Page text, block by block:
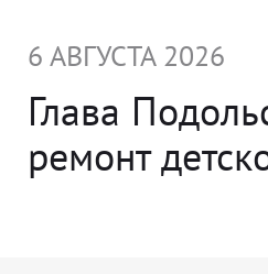
6 АВГУСТА 2026
Глава
ремонт